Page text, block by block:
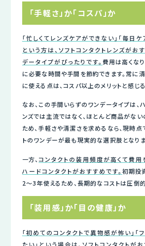
「手軽さ」か「コスパ」か
「忙しくてレンズケアができない」「毎日
という方は、ソフトコンタクトレンズがお
データイプがぴったりです。 費用は高くな
に必要な時間や手間を節約できます。常に
に使える点は、コスパ以上のメリットと感じ
なお、この手間いらずのワンデータイプは、
ンズでは主流ではなく、ほとんど商品がない
ため、手軽さや清潔さを求めるなら、現時点
トのワンデーが最も現実的な選択肢となりま
一方、コンタクトの装用頻度が高くて費用
ハードコンタクトがおすすめです。 初期投
2〜3年使えるため、長期的なコストは圧倒的
「装用感」か「目の健康」か
「初めてのコンタクトで異物感が怖い」「